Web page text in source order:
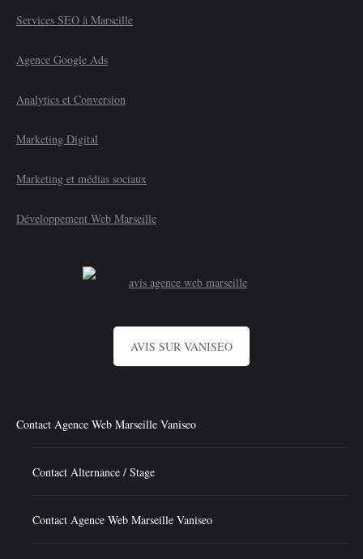
Services SEO à Marseille
Agence Google Ads
Analytics et Conversion
Marketing Digital
Marketing et médias sociaux
Développement Web Marseille
AVIS SUR VANISEO
Contact Agence Web Marseille Vaniseo
Contact Alternance / Stage
Contact Agence Web Marseille Vaniseo